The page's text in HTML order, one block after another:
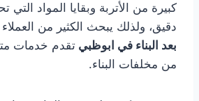
كبيرة من الأتربة وبقايا المواد التي
دقيق، ولذلك يبحث الكثير من
بعد البناء في ابوظبي تقدم خدمات
من مخلفات البناء.